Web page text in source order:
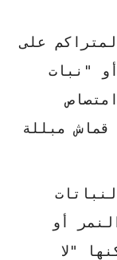
على
"نبات
قماش مبللة
أو
"لا